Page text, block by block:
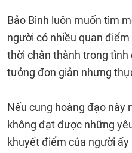
Bảo Bình luôn muốn tìm
người có nhiều quan
thời chân thành trong
tưởng đơn giản nhưng
Nếu cung hoàng đạo này
không đạt được những
khuyết điểm của người